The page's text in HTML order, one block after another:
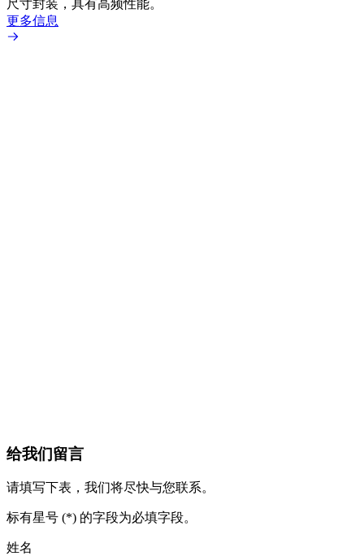
尺寸封装，具有高频性能。
更多信息
给我们留言
请填写下表，我们将尽快与您联系。
标有星号 (*) 的字段为必填字段。
姓名